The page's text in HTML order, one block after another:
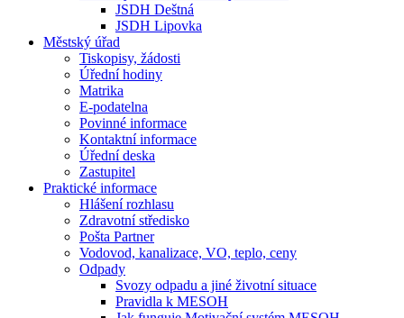
JSDH Deštná
JSDH Lipovka
Městský úřad
Tiskopisy, žádosti
Úřední hodiny
Matrika
E-podatelna
Povinné informace
Kontaktní informace
Úřední deska
Zastupitel
Praktické informace
Hlášení rozhlasu
Zdravotní středisko
Pošta Partner
Vodovod, kanalizace, VO, teplo, ceny
Odpady
Svozy odpadu a jiné životní situace
Pravidla k MESOH